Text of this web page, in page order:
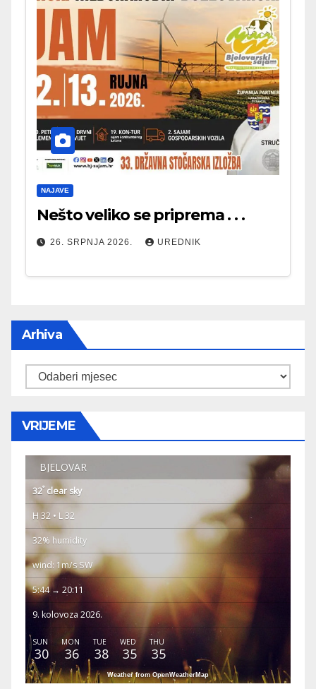
NAJAVE
Nešto veliko se priprema . . .
26. SRPNJA 2026. UREDNIK
Arhiva
Arhiva
VRIJEME
BJELOVAR
32° clear sky
H 32 • L 32
32% humidity
wind: 1m/s SW
5:44 → 20:11
9. kolovoza 2026.
SUN
30
MON
36
TUE
38
WED
35
THU
35
Weather from OpenWeatherMap